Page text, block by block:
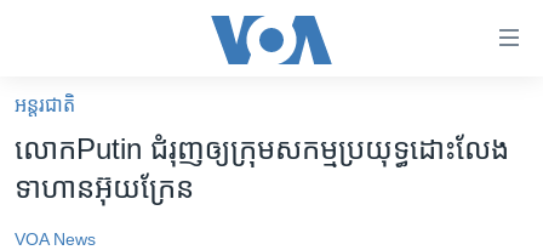
គេហទំព័រ​
ទាក់ទង
និង​
អន្តរជាតិ
លោក​​​Putin​​​ ជំរុញ​​​ឲ្យ​​​ក្រុម​​​សកម្ម​​​ប្រយុទ្ធ​​​ដោះ​​​លែង​​​
ទាហាន​​​អ៊ុយក្រែន
VOA News